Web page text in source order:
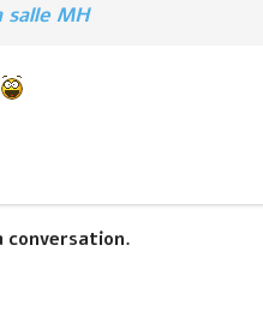
salle MH
conversation.